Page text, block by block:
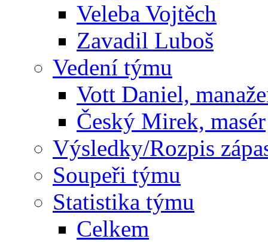
Veleba Vojtěch
Zavadil Luboš
Vedení týmu
Vott Daniel,
Český Mirek, masér
Výsledky/Rozpis
Soupeři týmu
Statistika týmu
Celkem